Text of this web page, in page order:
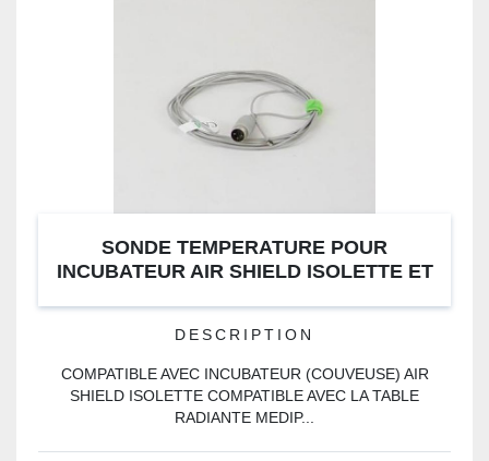
SONDE TEMPERATURE POUR
INCUBATEUR AIR SHIELD ISOLETTE ET
DESCRIPTION
COMPATIBLE AVEC INCUBATEUR (COUVEUSE) AIR
SHIELD ISOLETTE COMPATIBLE AVEC LA TABLE
RADIANTE MEDIP...